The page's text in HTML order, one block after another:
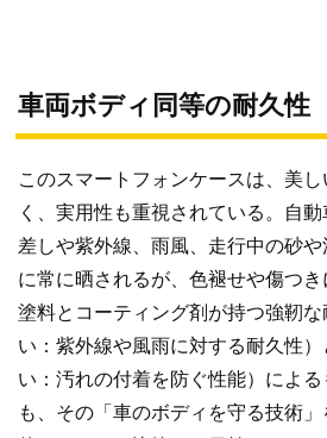
車両ボディ同等の耐久性
このスマートフォンケースは、美
く、実用性も重視されている。自
差しや紫外線、雨風、走行中の砂
に常に晒されるが、色褪せや傷つ
塗料とコーティング剤が持つ強靭
い：紫外線や風雨に対する耐久性
い：汚れの付着を防ぐ性能）によ
も、その「車のボディを守る技術